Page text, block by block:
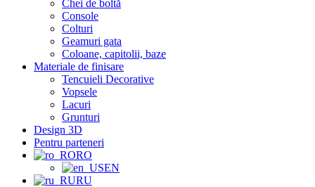
Chei de boltă
Console
Colturi
Geamuri gata
Coloane, capitolii, baze
Materiale de finisare
Tencuieli Decorative
Vopsele
Lacuri
Grunturi
Design 3D
Pentru parteneri
RO
EN
RU